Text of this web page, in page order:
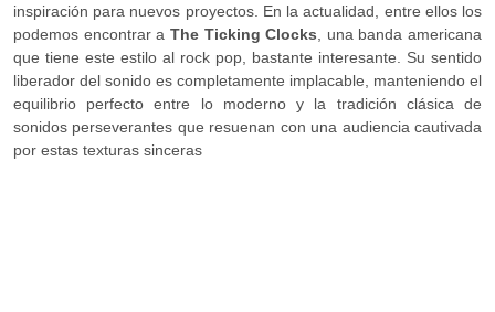
inspiración para nuevos proyectos. En la actualidad, entre ellos los
podemos encontrar a The Ticking Clocks, una banda americana
que tiene este estilo al rock pop, bastante interesante. Su sentido
liberador del sonido es completamente implacable, manteniendo el
equilibrio perfecto entre lo moderno y la tradición clásica de
sonidos perseverantes que resuenan con una audiencia cautivada
por estas texturas sinceras